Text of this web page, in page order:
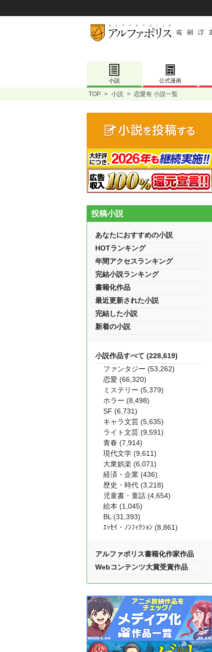
小説 公式漫画
TOP > 小説 > 恋愛有 小説一覧
投稿小説
あなたにおすすめの小説
HOTランキング
年間アクセスランキング
完結小説ランキング
書籍化作品
最近更新された小説
完結した小説
新着の小説
小説作品すべて (228,619)
ファンタジー (53,262)
恋愛 (66,320)
ミステリー (5,379)
ホラー (8,498)
SF (6,731)
キャラ文芸 (5,635)
ライト文芸 (9,591)
青春 (7,914)
現代文学 (9,611)
大衆娯楽 (6,071)
経済・企業 (436)
歴史・時代 (3,218)
児童書・童話 (4,654)
絵本 (1,045)
BL (31,393)
ｴｯｾｲ・ﾉﾝﾌｨｸｼｮﾝ (8,861)
アルファポリス書籍化作家作品
Webコンテンツ大賞受賞作品